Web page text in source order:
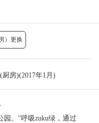
）更换
房)(2017年1月)
园。"呼吸zuku绿，通过